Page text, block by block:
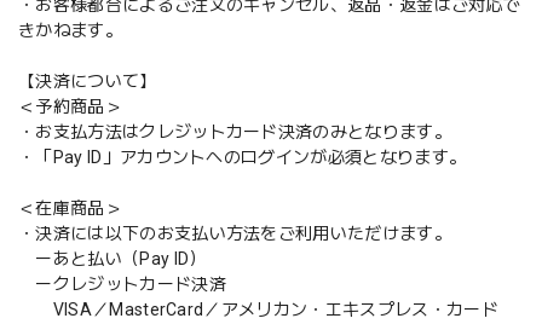
・お客様都合によるご注文のキャンセル、返品・返金はご対応で
きかねます。
【決済について】
＜予約商品＞
・お支払方法はクレジットカード決済のみとなります。
・「Pay ID」アカウントへのログインが必須となります。
＜在庫商品＞
・決済には以下のお支払い方法をご利用いただけます。
ーあと払い（Pay ID）
ークレジットカード決済
VISA／MasterCard／アメリカン・エキスプレス・カード